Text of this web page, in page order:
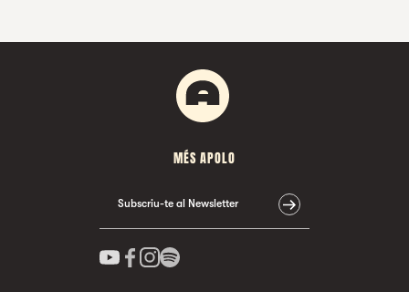
MÉS APOLO
Subscriu-te al Newsletter